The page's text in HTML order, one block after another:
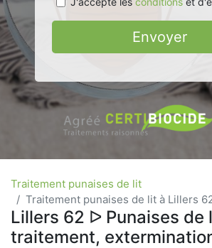
Envoyer
Traitement punaises de lit
Traitement punaises de lit à Lillers
Lillers 62 ᐅ Punaises de
traitement,